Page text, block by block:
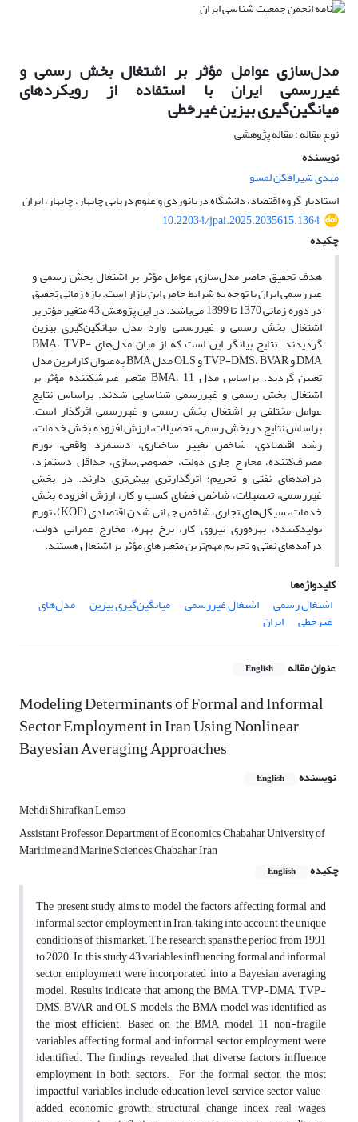
مدل‌سازی عوامل مؤثر بر اشتغال بخش رسمی و
غیررسمی ایران با استفاده از رویکردهای
میانگین‌گیری بیزین غیرخطی
نوع مقاله : مقاله پژوهشی
نویسنده
مهدی شیرافکن لمسو
استادیار گروه اقتصاد، دانشگاه دریانوردی و علوم دریایی چابهار، چابهار، ایران
10.22034/jpai.2025.2035615.1364
چکیده
هدف تحقیق حاضر مدل‌سازی عوامل مؤثر بر اشتغال بخش رسمی و
غیررسمی ایران با توجه به شرایط خاص این بازار است. بازه زمانی تحقیق
در دوره زمانی 1370 تا 1399 می‌باشد. در این پژوهش 43 متغیر مؤثر بر
اشتغال بخش رسمی و غیررسمی وارد مدل میانگین‌گیری بیزین
گردیدند. نتایج بیانگر این است که از میان مدل‌های BMA، TVP-
DMA و TVP-DMS، BVAR و OLS مدل BMA به‌عنوان کاراترین مدل
تعیین گردید. براساس مدل BMA، 11 متغیر غیرشکننده مؤثر بر
اشتغال بخش رسمی و غیررسمی شناسایی شدند. براساس نتایج
عوامل مختلفی بر اشتغال بخش رسمی و غیررسمی اثرگذار است.
براساس نتایج در بخش رسمی، تحصیلات، ارزش افزوده بخش خدمات،
رشد اقتصادی، شاخص تغییر ساختاری، دستمزد واقعی، تورم
مصرف‌کننده، مخارج جاری دولت، خصوصی‌سازی، حداقل دستمزد،
درآمدهای نفتی و تحریم؛ اثرگذارتری بیش‌تری دارند. در بخش
غیررسمی، تحصیلات، شاخص فضای کسب و کار، ارزش افزوده بخش
خدمات، سیکل‌های تجاری، شاخص جهانی شدن اقتصادی (KOF)، تورم
تولیدکننده، بهره‌وری نیروی کار، نرخ بهره، مخارج عمرانی دولت،
درآمدهای نفتی و تحریم مهم‌ترین متغیرهای مؤثر بر اشتغال هستند.
کلیدواژه‌ها
اشتغال رسمی
اشتغال غیررسمی میانگین‌گیری بیزین مدل‌های
غیرخطی ایران
عنوان مقاله English
Modeling Determinants of Formal and Informal
Sector Employment in Iran Using Nonlinear
Bayesian Averaging Approaches
نویسنده English
Mehdi Shirafkan Lemso
Assistant Professor, Department of Economics, Chabahar University of
Maritime and Marine Sciences, Chabahar, Iran
چکیده
English
The present study aims to model the factors affecting formal and
informal sector employment in Iran, taking into account the unique
conditions of this market. The research spans the period from 1991
to 2020. In this study, 43 variables influencing formal and informal
sector employment were incorporated into a Bayesian averaging
model. Results indicate that among the BMA, TVP-DMA, TVP-
DMS, BVAR, and OLS models, the BMA model was identified as
the most efficient. Based on the BMA model, 11 non-fragile
variables affecting formal and informal sector employment were
identified. The findings revealed that diverse factors influence
employment in both sectors. For the formal sector, the most
impactful variables include education level, service sector value-
added, economic growth, structural change index, real wages,